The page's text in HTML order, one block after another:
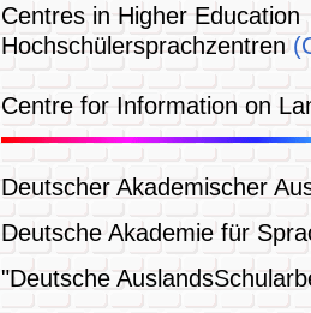
Centres in Higher
Hochschülersprachzentren
Centre for Information on
Deutscher Akademischer
Deutsche Akademie für
"Deutsche